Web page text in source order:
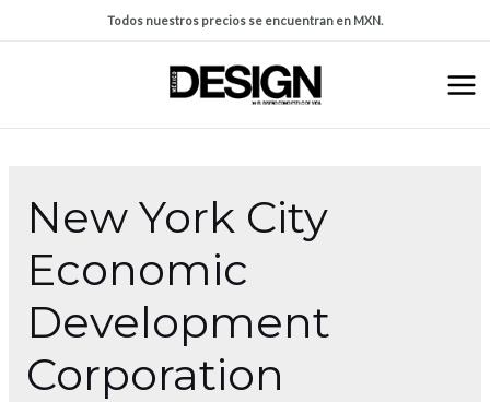
Todos nuestros precios se encuentran en MXN.
New York City
Economic
Development
Corporation